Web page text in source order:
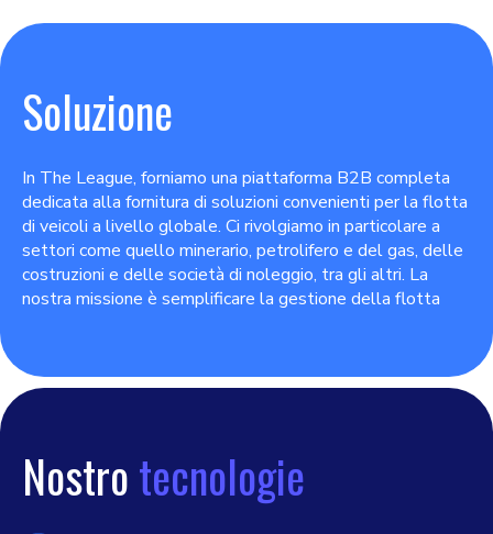
Soluzione
In The League, forniamo una piattaforma B2B completa
dedicata alla fornitura di soluzioni convenienti per la flotta
di veicoli a livello globale. Ci rivolgiamo in particolare a
settori come quello minerario, petrolifero e del gas, delle
costruzioni e delle società di noleggio, tra gli altri. La
nostra missione è semplificare la gestione della flotta
Nostrotecnologie